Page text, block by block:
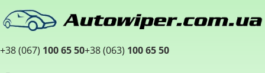
+38 (067) 100 65 50+38 (063) 100 65 50